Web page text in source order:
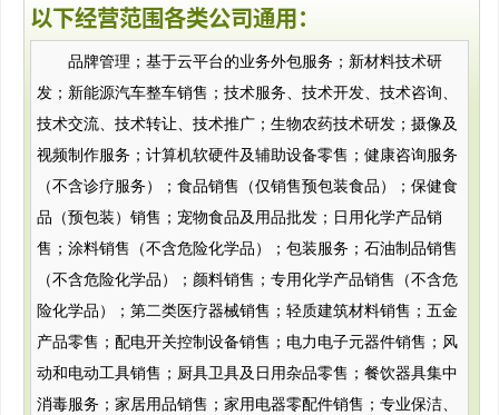
以下经营范围各类公司通用：
品牌管理；基于云平台的业务外包服务；新材料技术研
发；新能源汽车整车销售；技术服务、技术开发、技术咨询、
技术交流、技术转让、技术推广；生物农药技术研发；摄像及
视频制作服务；计算机软硬件及辅助设备零售；健康咨询服务
（不含诊疗服务）；食品销售（仅销售预包装食品）；保健食
品（预包装）销售；宠物食品及用品批发；日用化学产品销
售；涂料销售（不含危险化学品）；包装服务；石油制品销售
（不含危险化学品）；颜料销售；专用化学产品销售（不含危
险化学品）；第二类医疗器械销售；轻质建筑材料销售；五金
产品零售；配电开关控制设备销售；电力电子元器件销售；风
动和电动工具销售；厨具卫具及日用杂品零售；餐饮器具集中
消毒服务；家居用品销售；家用电器零配件销售；专业保洁、